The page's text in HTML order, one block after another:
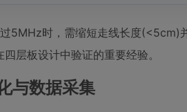
5MHz时，需缩短走线长度
层板设计中验证的重要经验。
与数据采集